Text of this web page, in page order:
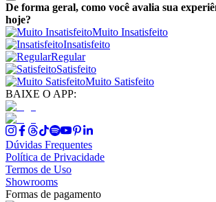
De forma geral, como você avalia sua
hoje?
Muito Insatisfeito
Insatisfeito
Regular
Satisfeito
Muito Satisfeito
BAIXE O APP:
Dúvidas Frequentes
Política de Privacidade
Termos de Uso
Showrooms
Formas de pagamento